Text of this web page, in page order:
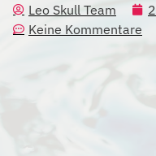
Leo Skull Team
Keine Kommentare